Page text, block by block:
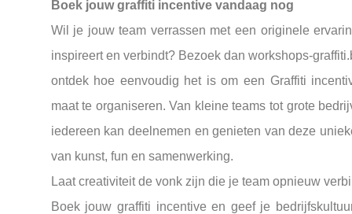
Boek jouw graffiti incentive vandaag nog
Wil je jouw team verrassen met een originele
inspireert en verbindt? Bezoek dan workshops-
ontdek hoe eenvoudig het is om een Graffiti
maat te organiseren. Van kleine teams tot grote
iedereen kan deelnemen en genieten van deze
van kunst, fun en samenwerking.
Laat creativiteit de vonk zijn die je team opnieuw
Boek jouw graffiti incentive en geef je